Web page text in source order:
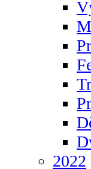
2022